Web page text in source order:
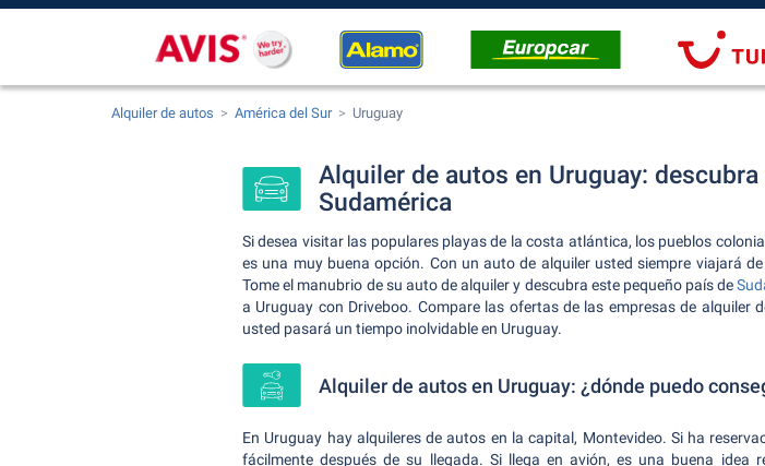
Alquiler de autos América del Sur Uruguay
Alquiler de autos en Uruguay:
Sudamérica
Si desea visitar las populares playas de la costa atlántica, los pueblos
es una muy buena opción. Con un auto de alquiler usted siempre viajará
Tome el manubrio de su auto de alquiler y descubra este pequeño país de
a Uruguay con Driveboo. Compare las ofertas de las empresas de
usted pasará un tiempo inolvidable en Uruguay.
Alquiler de autos en Uruguay: ¿dónde puedo
En Uruguay hay alquileres de autos en la capital, Montevideo. Si ha
fácilmente después de su llegada. Si llega en avión, es una buena